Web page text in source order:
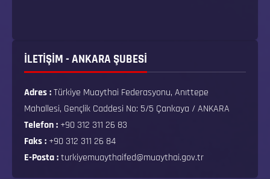
İLETİŞİM - ANKARA ŞUBESİ
Adres :Türkiye Muaythai Federasyonu, Anıttepe
Mahallesi, Gençlik Caddesi No: 5/5 Çankaya / ANKARA
Telefon : +90 312 311 26 83
Faks : +90 312 311 26 84
E-Posta :turkiyemuaythaifed@muaythai.gov.tr